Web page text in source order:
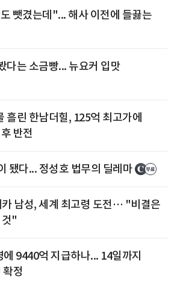
뺏겼는데"... 해사 이전에 들끓는
다는 소금빵... 뉴요커 입맛
흘린 한남더힐, 125억 최고가에
반전
됐다... 정성호 법무의 딜레마
카 남성, 세계 최고령 도전… "비결은
것"
9440억 지급하나... 14일까지
정